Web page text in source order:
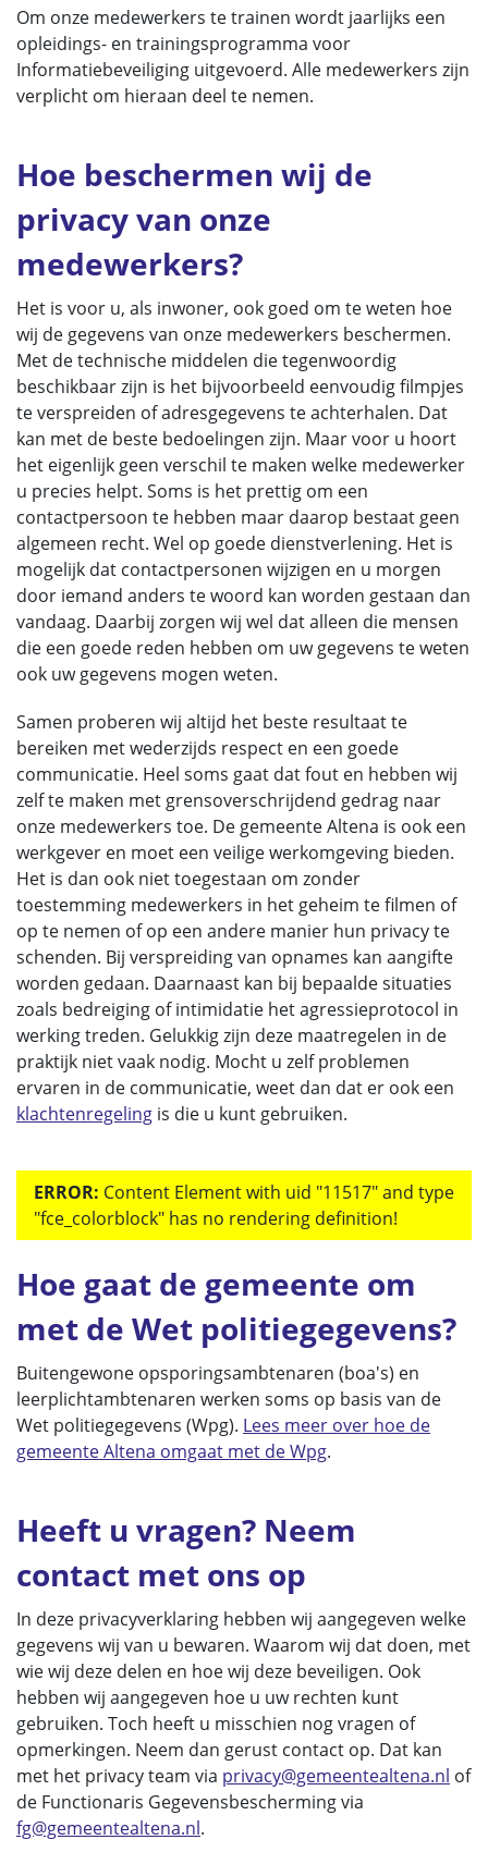
Om onze medewerkers te trainen wordt jaarlijks een
opleidings- en trainingsprogramma voor
Informatiebeveiliging uitgevoerd. Alle medewerkers zijn
verplicht om hieraan deel te nemen.
Hoe beschermen wij de
privacy van onze
medewerkers?
Het is voor u, als inwoner, ook goed om te weten hoe
wij de gegevens van onze medewerkers beschermen.
Met de technische middelen die tegenwoordig
beschikbaar zijn is het bijvoorbeeld eenvoudig filmpjes
te verspreiden of adresgegevens te achterhalen. Dat
kan met de beste bedoelingen zijn. Maar voor u hoort
het eigenlijk geen verschil te maken welke medewerker
u precies helpt. Soms is het prettig om een
contactpersoon te hebben maar daarop bestaat geen
algemeen recht. Wel op goede dienstverlening. Het is
mogelijk dat contactpersonen wijzigen en u morgen
door iemand anders te woord kan worden gestaan dan
vandaag. Daarbij zorgen wij wel dat alleen die mensen
die een goede reden hebben om uw gegevens te weten
ook uw gegevens mogen weten.
Samen proberen wij altijd het beste resultaat te
bereiken met wederzijds respect en een goede
communicatie. Heel soms gaat dat fout en hebben wij
zelf te maken met grensoverschrijdend gedrag naar
onze medewerkers toe. De gemeente Altena is ook een
werkgever en moet een veilige werkomgeving bieden.
Het is dan ook niet toegestaan om zonder
toestemming medewerkers in het geheim te filmen of
op te nemen of op een andere manier hun privacy te
schenden. Bij verspreiding van opnames kan aangifte
worden gedaan. Daarnaast kan bij bepaalde situaties
zoals bedreiging of intimidatie het agressieprotocol in
werking treden. Gelukkig zijn deze maatregelen in de
praktijk niet vaak nodig. Mocht u zelf problemen
ervaren in de communicatie, weet dan dat er ook een
klachtenregeling is die u kunt gebruiken.
ERROR: Content Element with uid "11517" and type
"fce_colorblock" has no rendering definition!
Hoe gaat de gemeente om
met de Wet politiegegevens?
Buitengewone opsporingsambtenaren (boa's) en
leerplichtambtenaren werken soms op basis van de
Wet politiegegevens (Wpg). Lees meer over hoe de
gemeente Altena omgaat met de Wpg.
Heeft u vragen? Neem
contact met ons op
In deze privacyverklaring hebben wij aangegeven welke
gegevens wij van u bewaren. Waarom wij dat doen, met
wie wij deze delen en hoe wij deze beveiligen. Ook
hebben wij aangegeven hoe u uw rechten kunt
gebruiken. Toch heeft u misschien nog vragen of
opmerkingen. Neem dan gerust contact op. Dat kan
met het privacy team via privacy@gemeentealtena.nl of
de Functionaris Gegevensbescherming via
fg@gemeentealtena.nl.